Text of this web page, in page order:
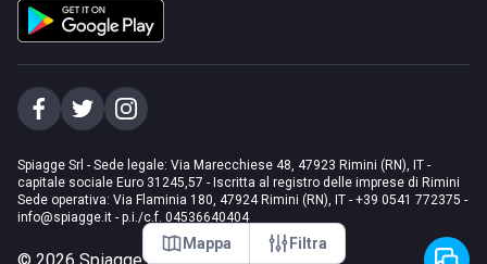
Mappa Filtra
Spiagge Srl - Sede legale: Via Marecchiese 48, 47923 Rimini (RN), IT -
capitale sociale Euro 31245,57 - Iscritta al registro delle imprese di Rimini
Sede operativa: Via Flaminia 180, 47924 Rimini (RN), IT - +39 0541 772375 -
info@spiagge.it - p.i./c.f. 04536640404